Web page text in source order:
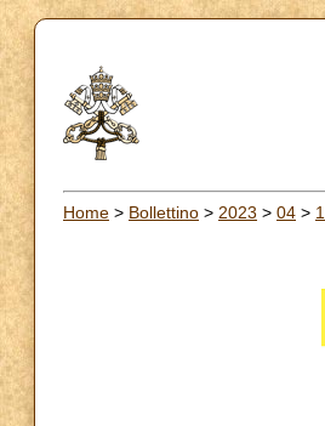
Home > Bollettino > 2023 > 04 >